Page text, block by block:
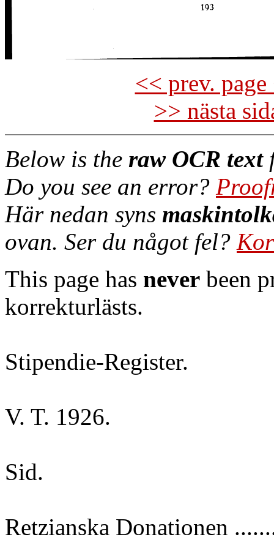
<< prev.
>> nästa
Below is the raw OCR text
Do you see an error?
Här nedan syns
ovan. Ser du något fel?
This page has never been
korrekturlästs.
Stipendie-Register.
V. T. 1926.
Sid.
Retzianska Donationen